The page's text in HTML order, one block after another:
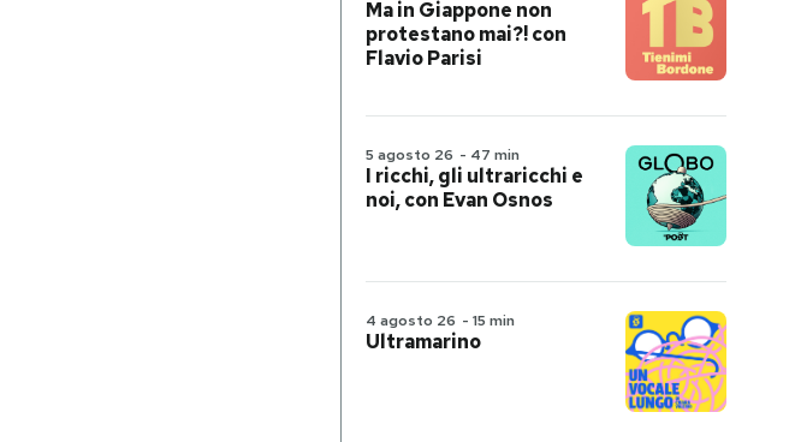
Ma in Giappone non
protestano mai?! con
Flavio Parisi
5 agosto 26 - 47 min
I ricchi, gli ultraricchi e
noi, con Evan Osnos
4 agosto 26 - 15 min
Ultramarino